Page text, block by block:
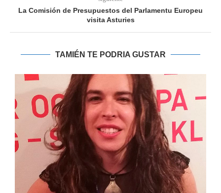
La Comisión de Presupuestos del Parlamentu Europeu
visita Asturies
TAMIÉN TE PODRIA GUSTAR